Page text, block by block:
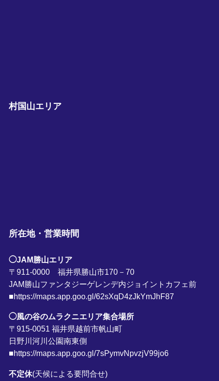
村国山エリア
所在地・営業時間
◯JAM勝山エリア
〒911-0000 福井県勝山市170－70
JAM勝山ファンタジーゲレンデ内ジョイントカフェ前
■https://maps.app.goo.gl/62sXqD4zJkYmJhF87
◯風の谷のムラクニエリア集合場所
〒915-0051 福井県越前市帆山町
日野川河川公園南東側
■https://maps.app.goo.gl/7sPymvNpvzjV99jo6
不定休(天候による要問合せ)